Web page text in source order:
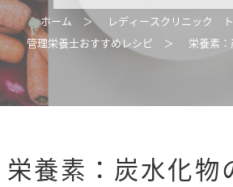
ホーム
レディースクリニック
管理栄養士おすすめレシピ
栄養素
栄養素：炭水化物